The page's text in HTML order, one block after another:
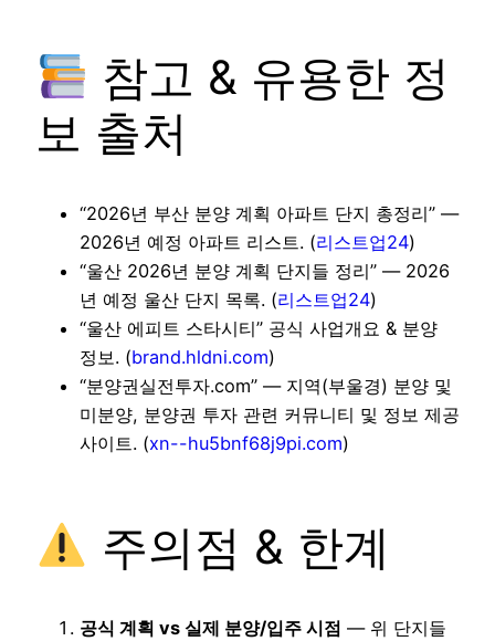
참고 & 유용한 정
보 출처
“2026년 부산 분양 계획 아파트 단지 총정리” —
2026년 예정 아파트 리스트. (리스트업24)
“울산 2026년 분양 계획 단지들 정리” — 2026
년 예정 울산 단지 목록. (리스트업24)
“울산 에피트 스타시티” 공식 사업개요 & 분양
정보. (brand.hldni.com)
“분양권실전투자.com” — 지역(부울경) 분양 및
미분양, 분양권 투자 관련 커뮤니티 및 정보 제공
사이트. (xn--hu5bnf68j9pi.com)
주의점 & 한계
공식 계획 vs 실제 분양/입주 시점 — 위 단지들